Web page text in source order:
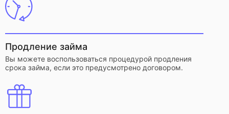
Продление займа
Вы можете воспользоваться процедурой продления
срока займа, если это предусмотрено договором.